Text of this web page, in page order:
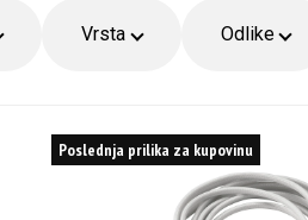
Vrsta Odlike
Poslednja prilika za kupovinu